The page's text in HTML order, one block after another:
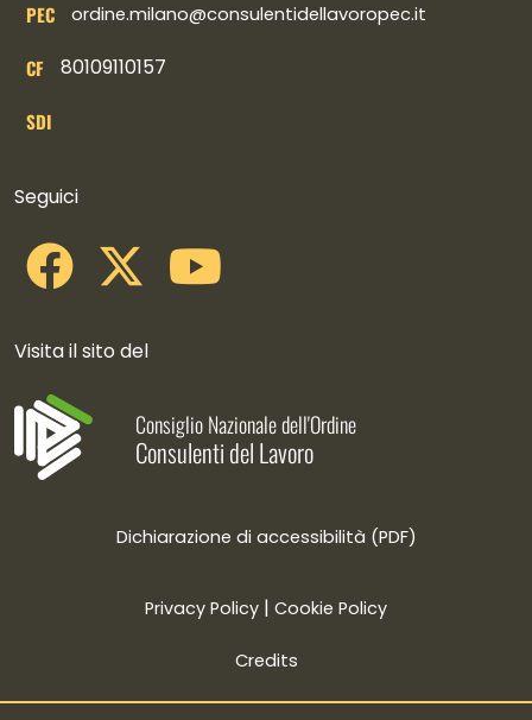
PEC ordine.milano@consulentidellavoropec.it
CF 80109110157
SDI
Seguici
Visita il sito del
Consiglio Nazionale dell'Ordine
Consulenti del Lavoro
Dichiarazione di accessibilità (PDF)
Privacy Policy | Cookie Policy
Credits